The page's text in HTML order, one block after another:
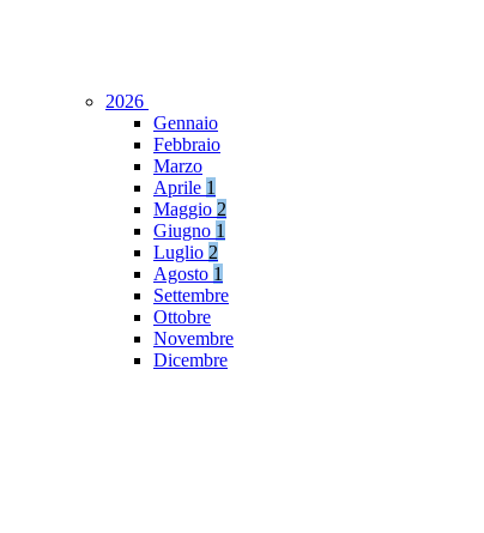
2026
Gennaio
Febbraio
Marzo
Aprile 1
Maggio 2
Giugno 1
Luglio 2
Agosto 1
Settembre
Ottobre
Novembre
Dicembre